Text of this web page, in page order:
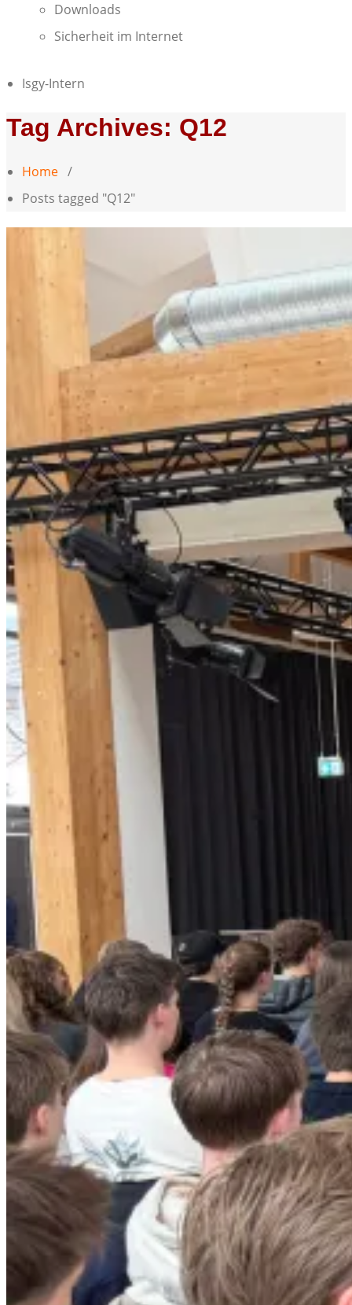
Downloads
Sicherheit im Internet
Isgy-Intern
Tag Archives: Q12
Home /
Posts tagged "Q12"